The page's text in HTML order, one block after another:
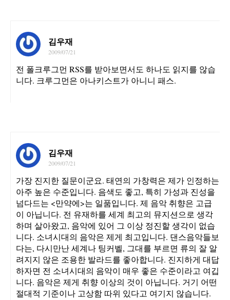
김우재
2009/07/21
전 폴크루그먼 RSS를 받아보면서도 하나도 읽지를 않습
니다. 크루그먼은 아나키스트가 아니니 패스.
김우재
2009/07/21
가장 진지한 질문이군요. 태연의 가창력은 제가 인정하는
아주 높은 수준입니다. 음색도 좋고, 특히 가성과 진성을
넘다드는 <만약에>는 일품입니다. 제 음악 취향은 고급
이 아닙니다. 전 유재하를 세계 최고의 뮤지션으로 생각
하며 살아왔고, 음악에 있어 그 이상 정진할 생각이 없습
니다. 소녀시대의 음악은 제게 최고입니다. 댄스음악들보
다는, 다시만난 세계나 팅커벨, 그대를 부르면 류의 잘 알
려지지 않은 조용한 발라드를 좋아합니다. 진지하게 대답
하자면 전 소녀시대의 음악이 매우 좋은 수준이라고 여깁
니다. 음악은 제게 취향 이상의 것이 아닙니다. 거기 어떤
절대적 기준이나 고상함 따위 있다고 여기지 않습니다.